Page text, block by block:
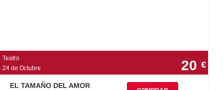
Teatro
24 de Octubre
20 €
EL TAMAÑO DEL AMOR